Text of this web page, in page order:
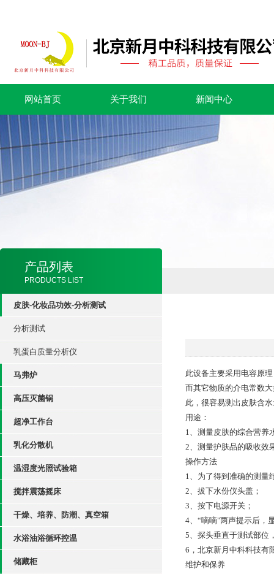
网站首页 关于我们 新闻中心
产品列表
PRODUCTS LIST
皮肤-化妆品功效-分析测试
分析测试
乳蛋白质量分析仪
马弗炉
高压灭菌锅
超净工作台
乳化分散机
温湿度光照试验箱
搅拌震荡摇床
干燥、培养、防潮、真空箱
水浴油浴循环控温
储藏柜
此设备主要采用电容原
而其它物质的介电常数
此，很容易测出皮肤含
用途：
1、测量皮肤的综合营
2、测量护肤品的吸收效
操作方法
1、为了得到准确的测量
2、拔下水份仪头盖；
3、按下电源开关；
4、“嘀嘀"两声提示后，
5、探头垂直于测试部位
6，北京新月中科科技有
维护和保养